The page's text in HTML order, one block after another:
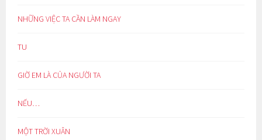
NHỮNG VIỆC TA CẦN LÀM NGAY
TU
GIỜ EM LÀ CỦA NGƯỜI TA
NẾU…
MỘT TRỜI XUÂN